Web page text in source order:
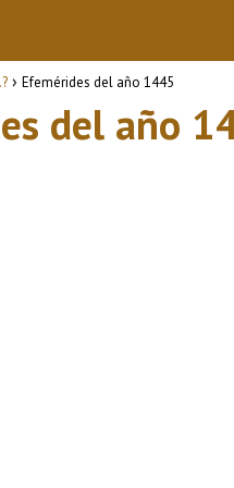
Efemérides del año 1445
del año